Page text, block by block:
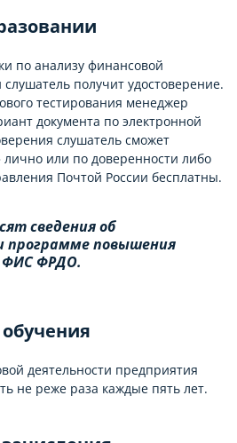
по анализу финансовой
получит удостоверение.
тестирования менеджер
документа по электронной
слушатель сможет
лично или по доверенности либо
Почтой России бесплатны.
сведения об
программе повышения
ФИС ФРДО.
деятельности предприятия
не реже раза каждые пять лет.